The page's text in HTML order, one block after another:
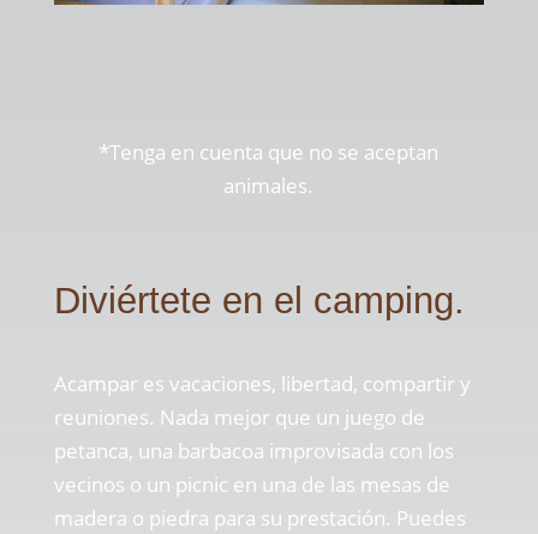
*Tenga en cuenta que no se aceptan
animales.
Diviértete en el camping.
Acampar es vacaciones, libertad, compartir y
reuniones. Nada mejor que un juego de
petanca, una barbacoa improvisada con los
vecinos o un picnic en una de las mesas de
madera o piedra para su prestación. Puedes